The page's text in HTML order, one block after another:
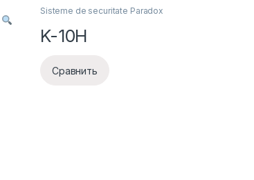
Sisteme de securitate Paradox
K-10H
Сравнить